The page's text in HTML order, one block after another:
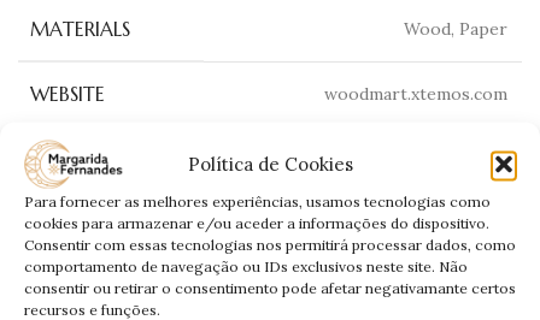
Política de Cookies
Para fornecer as melhores experiências, usamos tecnologias como
cookies para armazenar e/ou aceder a informações do dispositivo.
Consentir com essas tecnologias nos permitirá processar dados, como
comportamento de navegação ou IDs exclusivos neste site. Não
consentir ou retirar o consentimento pode afetar negativamante certos
recursos e funções.
MATERIALS Wood, Paper
WEBSITE woodmart.xtemos.com
View Project
Recentes